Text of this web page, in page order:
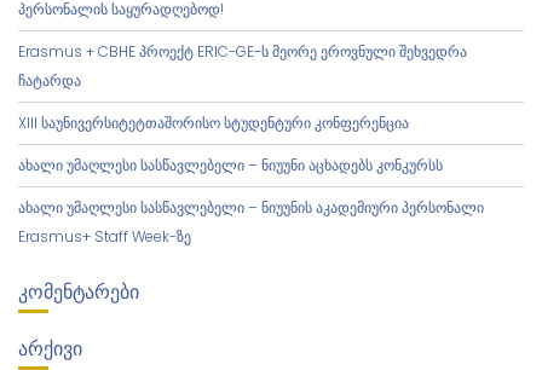
პერსონალის საყურადღებოდ!
Erasmus + CBHE პროექტ ERIC-GE-ს მეორე ეროვნული შეხვედრა
ჩატარდა
XIII საუნივერსიტეტთაშორისო სტუდენტური კონფერენცია
ახალი უმაღლესი სასწავლებელი – ნიუუნი აცხადებს კონკურსს
ახალი უმაღლესი სასწავლებელი – ნიუუნის აკადემიური პერსონალი
Erasmus+ Staff Week-ზე
ᲙᲝᲛᲔᲜᲢᲐᲠᲔᲑᲘ
ᲐᲠᲥᲘᲕᲘ